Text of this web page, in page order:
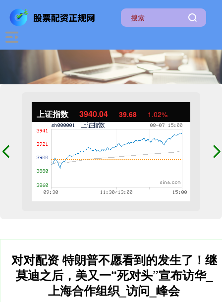
上证指数 3940.04 39.68 1.02%
对对配资 特朗普不愿看到的发生了！继
莫迪之后，美又一“死对头”宣布访华_
上海合作组织_访问_峰会